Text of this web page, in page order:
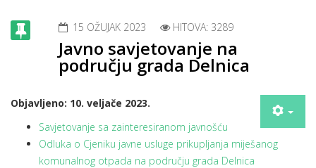
15 OŽUJAK 2023 HITOVA: 3289
Javno savjetovanje na
području grada Delnica
Objavljeno: 10. veljače 2023.
Savjetovanje sa zainteresiranom javnošću
Odluka o Cjeniku javne usluge prikupljanja miješanog
komunalnog otpada na području grada Delnica